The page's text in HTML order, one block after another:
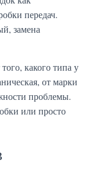
передач.
замена
того, какого типа у
от марки
проблемы.
или просто